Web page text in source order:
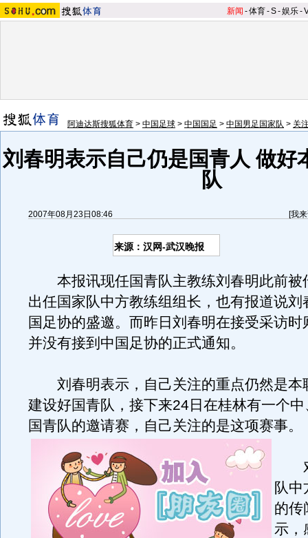
新闻 -体育-S-娱乐-
阿迪达斯搜狐体育 > 中国足球 > 中国国足 > 中国男足国家队 > 关
刘春明表示自己仍是国青人 做好
队
2007年08月23日08:46 [我
来源：汉网-武汉晚报
本报讯现任国青队主教练刘春明此前被
出任国家队中方教练组组长，也有报道说刘
国足协的盛邀。而昨日刘春明在接受采访时
并没有接到中国足协的正式通知。
刘春明表示，自己关注的重点仍然是本
建设好国青队，接下来24日在桂林有一个
国青队的邀请赛，自己关注的是这项赛事。
对
队
的传
示，